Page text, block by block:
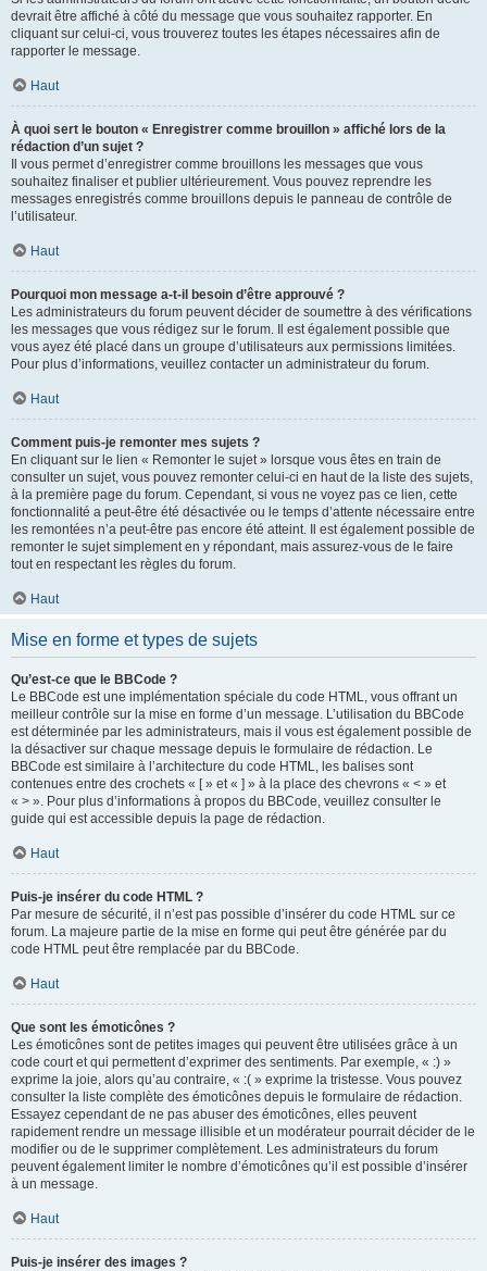
devrait être affiché à côté du message que vous souhaitez rapporter. En
cliquant sur celui-ci, vous trouverez toutes les étapes nécessaires afin de
rapporter le message.
Haut
À quoi sert le bouton « Enregistrer comme brouillon » affiché lors de la
rédaction d’un sujet ?
Il vous permet d’enregistrer comme brouillons les messages que vous
souhaitez finaliser et publier ultérieurement. Vous pouvez reprendre les
messages enregistrés comme brouillons depuis le panneau de contrôle de
l’utilisateur.
Haut
Pourquoi mon message a-t-il besoin d’être approuvé ?
Les administrateurs du forum peuvent décider de soumettre à des vérifications
les messages que vous rédigez sur le forum. Il est également possible que
vous ayez été placé dans un groupe d’utilisateurs aux permissions limitées.
Pour plus d’informations, veuillez contacter un administrateur du forum.
Haut
Comment puis-je remonter mes sujets ?
En cliquant sur le lien « Remonter le sujet » lorsque vous êtes en train de
consulter un sujet, vous pouvez remonter celui-ci en haut de la liste des sujets,
à la première page du forum. Cependant, si vous ne voyez pas ce lien, cette
fonctionnalité a peut-être été désactivée ou le temps d’attente nécessaire entre
les remontées n’a peut-être pas encore été atteint. Il est également possible de
remonter le sujet simplement en y répondant, mais assurez-vous de le faire
tout en respectant les règles du forum.
Haut
Mise en forme et types de sujets
Qu’est-ce que le BBCode ?
Le BBCode est une implémentation spéciale du code HTML, vous offrant un
meilleur contrôle sur la mise en forme d’un message. L’utilisation du BBCode
est déterminée par les administrateurs, mais il vous est également possible de
la désactiver sur chaque message depuis le formulaire de rédaction. Le
BBCode est similaire à l’architecture du code HTML, les balises sont
contenues entre des crochets « [ » et « ] » à la place des chevrons « < » et
« > ». Pour plus d’informations à propos du BBCode, veuillez consulter le
guide qui est accessible depuis la page de rédaction.
Haut
Puis-je insérer du code HTML ?
Par mesure de sécurité, il n’est pas possible d’insérer du code HTML sur ce
forum. La majeure partie de la mise en forme qui peut être générée par du
code HTML peut être remplacée par du BBCode.
Haut
Que sont les émoticônes ?
Les émoticônes sont de petites images qui peuvent être utilisées grâce à un
code court et qui permettent d’exprimer des sentiments. Par exemple, « :) »
exprime la joie, alors qu’au contraire, « :( » exprime la tristesse. Vous pouvez
consulter la liste complète des émoticônes depuis le formulaire de rédaction.
Essayez cependant de ne pas abuser des émoticônes, elles peuvent
rapidement rendre un message illisible et un modérateur pourrait décider de le
modifier ou de le supprimer complètement. Les administrateurs du forum
peuvent également limiter le nombre d’émoticônes qu’il est possible d’insérer
à un message.
Haut
Puis-je insérer des images ?